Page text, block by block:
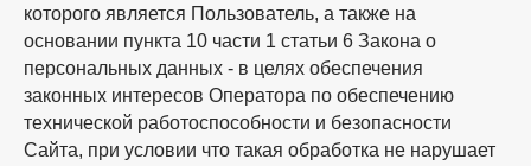
которого является Пользователь, а также на
основании пункта 10 части 1 статьи 6 Закона о
персональных данных - в целях обеспечения
законных интересов Оператора по обеспечению
технической работоспособности и безопасности
Сайта, при условии что такая обработка не нарушает